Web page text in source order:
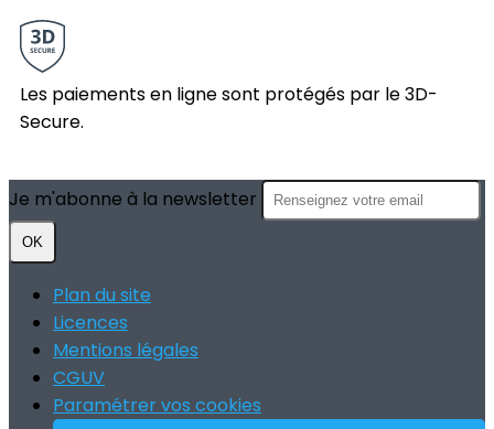
Les paiements en ligne sont protégés par le 3D-
Secure.
Je m'abonne à la newsletter
OK
Plan du site
Licences
Mentions légales
CGUV
Paramétrer vos cookies